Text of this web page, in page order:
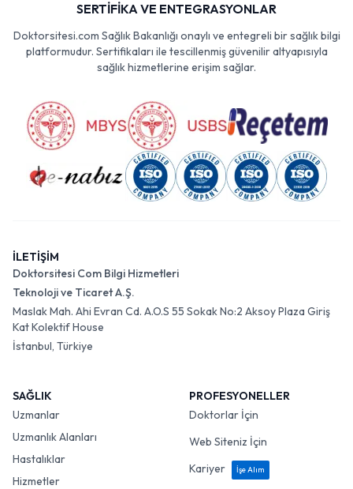
SERTİFİKA VE ENTEGRASYONLAR
Doktorsitesi.com Sağlık Bakanlığı onaylı ve entegreli bir sağlık bilgi
platformudur. Sertifikaları ile tescillenmiş güvenilir altyapısıyla
sağlık hizmetlerine erişim sağlar.
İLETİŞİM
Doktorsitesi Com Bilgi Hizmetleri
Teknoloji ve Ticaret A.Ş.
Maslak Mah. Ahi Evran Cd. A.O.S 55 Sokak No:2 Aksoy Plaza Giriş
Kat Kolektif House
İstanbul, Türkiye
SAĞLIK
Uzmanlar
Uzmanlık Alanları
Hastalıklar
Hizmetler
PROFESYONELLER
Doktorlar İçin
Web Siteniz İçin
Kariyer
İşe Alım